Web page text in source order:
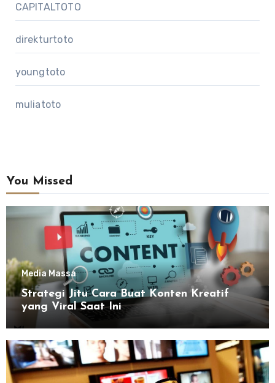
CAPITALTOTO
direkturtoto
youngtoto
muliatoto
You Missed
Media Massa
Strategi Jitu Cara Buat Konten Kreatif
yang Viral Saat Ini